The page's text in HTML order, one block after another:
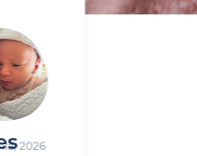
2026